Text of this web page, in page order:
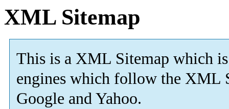
XML Sitemap
This is a XML Sitemap which is
engines which follow the XML
Google and Yahoo.